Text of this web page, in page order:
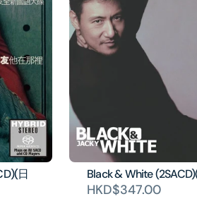
日 Black & White
HKD$347.00